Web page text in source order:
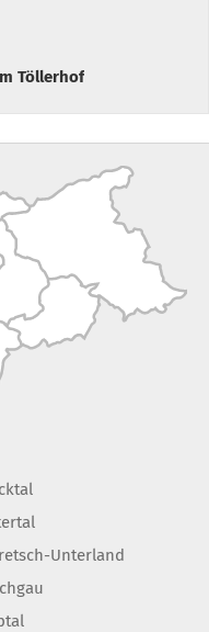
Töllerhof
Unterland